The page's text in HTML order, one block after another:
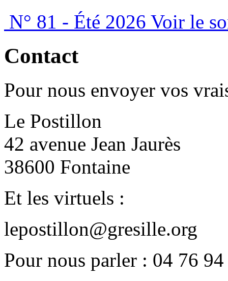
N° 81 - Été 2026 Voir le
Contact
Pour nous envoyer vos
Le Postillon
42 avenue Jean Jaurès
38600 Fontaine
Et les virtuels :
lepostillon@gresille.org
Pour nous parler : 04 76